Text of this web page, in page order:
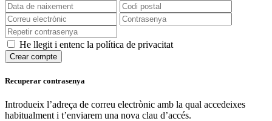
He llegit i entenc la política de privacitat
Crear compte
Recuperar contrasenya
Introdueix l’adreça de correu electrònic amb la qual accedeixes
habitualment i t’enviarem una nova clau d’accés.